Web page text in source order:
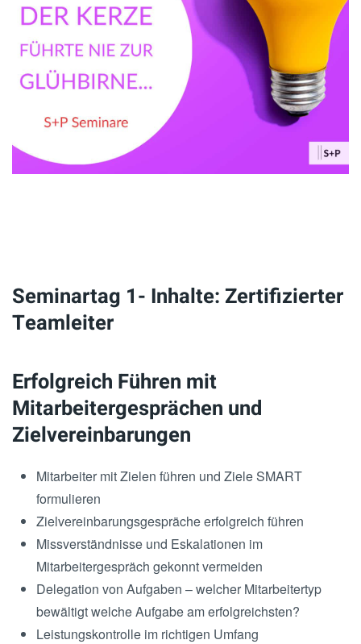
Seminartag 1- Inhalte: Zertifizierter
Teamleiter
Erfolgreich Führen mit
Mitarbeitergesprächen und
Zielvereinbarungen
Mitarbeiter mit Zielen führen und Ziele SMART
formulieren
Zielvereinbarungsgespräche erfolgreich führen
Missverständnisse und Eskalationen im
Mitarbeitergespräch gekonnt vermeiden
Delegation von Aufgaben – welcher Mitarbeitertyp
bewältigt welche Aufgabe am erfolgreichsten?
Leistungskontrolle im richtigen Umfang